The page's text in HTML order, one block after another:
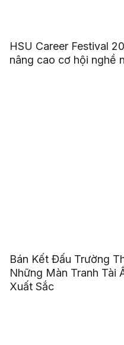
HSU Career Festival
nâng cao cơ hội nghề
Bán Kết Đấu Trường
Những Màn Tranh Tài
Xuất Sắc